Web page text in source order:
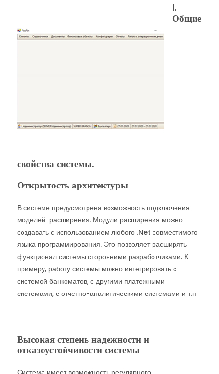
I.
Общие
свойства системы.
Открытость архитектуры
В системе предусмотрена возможность подключения
моделей расширения. Модули расширения можно
создавать с использованием любого .Net совместимого
языка программирования. Это позволяет расширять
функционал системы сторонними разработчиками. К
примеру, работу системы можно интегрировать с
системой банкоматов, с другими платежными
системами, с отчетно-аналитическими системами и т.п.
Высокая степень надежности и
отказоустойчивости системы
Система имеет возможность регулярного